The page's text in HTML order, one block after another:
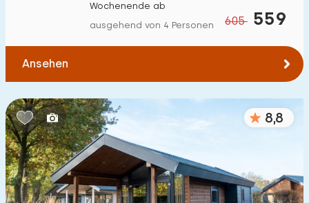
605 559
Wochenende ab
ausgehend von 4 Personen
Ansehen
8,8